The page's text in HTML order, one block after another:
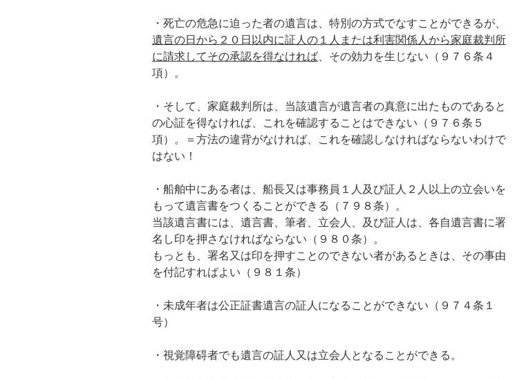
・死亡の危急に迫った者の遺言は、特別の方式でなすことができるが、
遺言の日から２０日以内に証人の１人または利害関係人から家庭裁判所
に請求してその承認を得なければ 、その効力を生じない（９７６条４
項）。
・そして、家庭裁判所は、当該遺言が遺言者の真意に出たものであると
の心証を得なければ、これを確認することはできない（９７６条５
項）。＝方法の違背がなければ、これを確認しなければならないわけで
はない！
・船舶中にある者は、船長又は事務員１人及び証人２人以上の立会いを
もって遺言書をつくることができる（７９８条）。
当該遺言書には、遺言書、筆者、立会人、及び証人は、各自遺言書に署
名し印を押さなければならない（９８０条）。
もっとも、署名又は印を押すことのできない者があるときは、その事由
を付記すればよい（９８１条）
・未成年者は公正証書遺言の証人になることができない（９７４条１
号）
・視覚障碍者でも遺言の証人又は立会人となることができる。